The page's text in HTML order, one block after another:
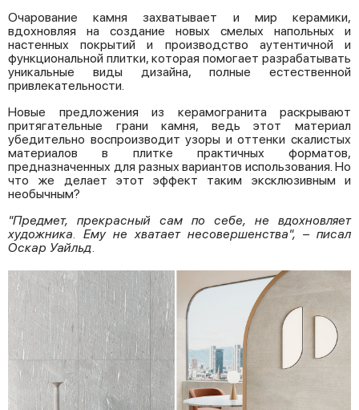
Очарование камня захватывает и мир керамики,
вдохновляя на создание новых смелых напольных и
настенных покрытий и производство аутентичной и
функциональной плитки, которая помогает разрабатывать
уникальные виды дизайна, полные естественной
привлекательности.
Новые предложения из керамогранита раскрывают
притягательные грани камня, ведь этот материал
убедительно воспроизводит узоры и оттенки скалистых
материалов в плитке практичных форматов,
предназначенных для разных вариантов использования. Но
что же делает этот эффект таким эксклюзивным и
необычным?
"Предмет, прекрасный сам по себе, не вдохновляет
художника. Ему не хватает несовершенства", – писал
Оскар Уайльд.